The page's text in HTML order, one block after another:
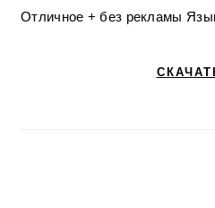
Отличное + без рекламы